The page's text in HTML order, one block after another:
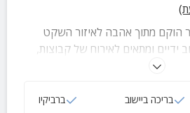
הוקם מתוך אהבה לאיזור השקט
ידיים ומתאים לאירוח של קבוצות,
לעריכת סדנאות במקום. בבית
לבריכת השחיה של הישוב
בריכה ביישוב ברביקיו